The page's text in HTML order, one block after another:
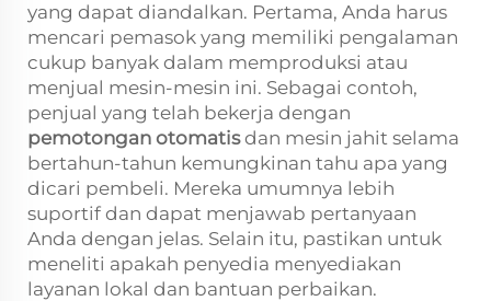
yang dapat diandalkan. Pertama, Anda harus
mencari pemasok yang memiliki pengalaman
cukup banyak dalam memproduksi atau
menjual mesin-mesin ini. Sebagai contoh,
penjual yang telah bekerja dengan
pemotongan otomatisdan mesin jahit selama
bertahun-tahun kemungkinan tahu apa yang
dicari pembeli. Mereka umumnya lebih
suportif dan dapat menjawab pertanyaan
Anda dengan jelas. Selain itu, pastikan untuk
meneliti apakah penyedia menyediakan
layanan lokal dan bantuan perbaikan.